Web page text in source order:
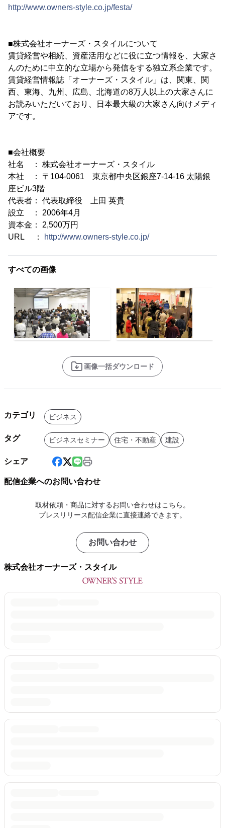
http://www.owners-style.co.jp/festa/
■株式会社オーナーズ・スタイルについて
賃貸経営や相続、資産活用などに役に立つ情報を、大家さ
んのために中立的な立場から発信をする独立系企業です。
賃貸経営情報誌「オーナーズ・スタイル」は、関東、関
西、東海、九州、広島、北海道の8万人以上の大家さんに
お読みいただいており、日本最大級の大家さん向けメディ
アです。
■会社概要
社名 ： 株式会社オーナーズ・スタイル
本社 ： 〒104-0061 東京都中央区銀座7-14-16 太陽銀
座ビル3階
代表者： 代表取締役 上田 英貴
設立 ： 2006年4月
資本金： 2,500万円
URL ：
http://www.owners-style.co.jp/
すべての画像
画像一括ダウンロード
カテゴリ ビジネス
タグ ビジネスセミナー 住宅・不動産 建設
シェア
配信企業へのお問い合わせ
取材依頼・商品に対するお問い合わせはこちら。
プレスリリース配信企業に直接連絡できます。
お問い合わせ
株式会社オーナーズ・スタイル